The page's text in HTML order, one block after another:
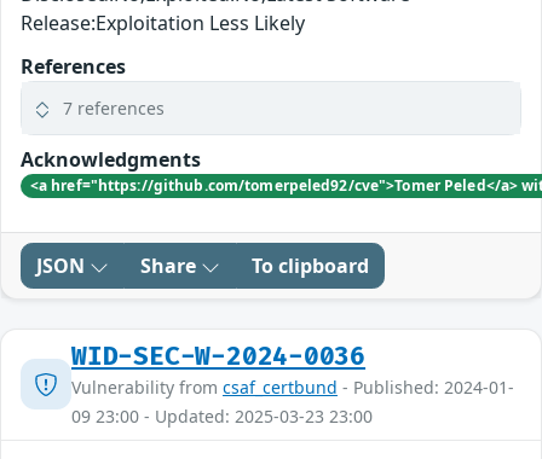
Release:Exploitation Less Likely
References
7 references
Acknowledgments
<a href="https://github.com/tomerpeled92/cve">Tomer Peled</a>
JSON Share To clipboard
WID-SEC-W-2024-0036
Vulnerability from csaf_certbund - Published: 2024-01-
09 23:00 - Updated: 2025-03-23 23:00